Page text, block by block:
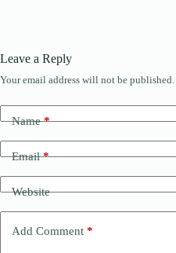
Leave a Reply
Your email address will not be published.
Name*
Email*
Website
Add Comment *